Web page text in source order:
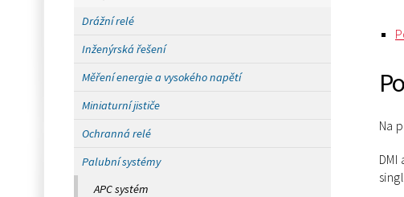
Drážní relé
Inženýrská řešení
Měření energie a vysokého napětí
Miniaturní jističe
Ochranná relé
Palubní systémy
APC systém
Na